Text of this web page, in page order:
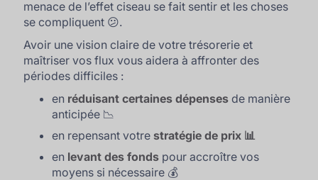
menace de l’effet ciseau se fait sentir et les choses
se compliquent 😕.
Avoir une vision claire de votre trésorerie et
maîtriser vos flux vous aidera à affronter des
périodes difficiles :
en réduisant certaines dépenses de manière
anticipée 📉
en repensant votre stratégie de prix 📊
en levant des fonds pour accroître vos
moyens si nécessaire 💰